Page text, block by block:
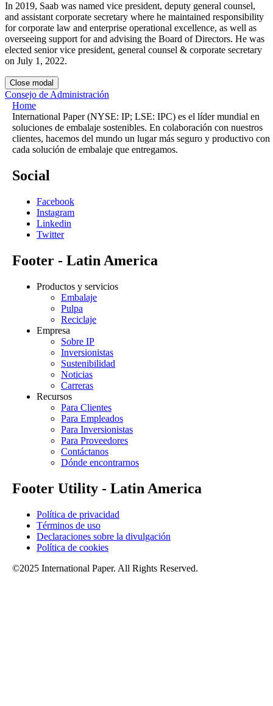
In 2019, Saab was named vice president, deputy general counsel,
and assistant corporate secretary where he maintained responsibility
for corporate law and enterprise operational excellence, as well as
overseeing support for and advising the Board of Directors. He was
elected senior vice president, general counsel & corporate secretary
on July 1, 2022.
Close modal
Consejo de Administración
Home
International Paper (NYSE: IP; LSE: IPC) es el líder mundial en
soluciones de embalaje sostenibles. En colaboración con nuestros
clientes, hacemos del mundo un lugar más seguro y productivo con
cada solución de embalaje que entregamos.
Social
Facebook
Instagram
Linkedin
Twitter
Footer - Latin America
Productos y servicios
Embalaje
Pulpa
Reciclaje
Empresa
Sobre IP
Inversionistas
Sustenibilidad
Noticias
Carreras
Recursos
Para Clientes
Para Empleados
Para Inversionistas
Para Proveedores
Contáctanos
Dónde encontrarnos
Footer Utility - Latin America
Política de privacidad
Términos de uso
Declaraciones sobre la divulgación
Política de cookies
©2025 International Paper. All Rights Reserved.